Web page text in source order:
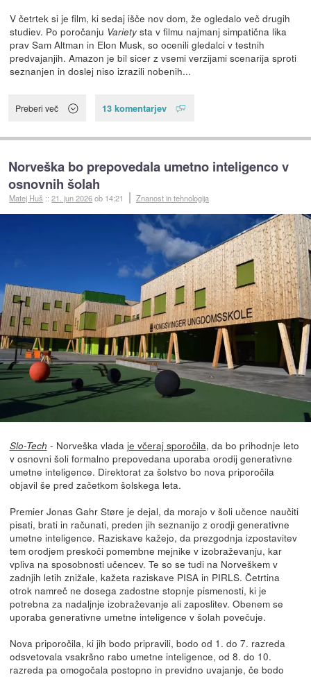
V četrtek si je film, ki sedaj išče nov dom, že ogledalo več drugih
studiev. Po poročanju Varietysta v filmu najmanj simpatična lika
prav Sam Altman in Elon Musk, so ocenili gledalci v testnih
predvajanjih. Amazon je bil sicer z vsemi verzijami scenarija sproti
seznanjen in doslej niso izrazili nobenih...
Preberi več 13 komentarjev
Norveška bo prepovedala umetno inteligenco v
osnovnih šolah
Matej Huš ::21. jun 2026ob 14:21 Znanost in tehnologija
Slo-Tech - Norveška vlada je včeraj sporočila, da bo prihodnje leto
v osnovni šoli formalno prepovedana uporaba orodij generativne
umetne inteligence. Direktorat za šolstvo bo nova priporočila
objavil še pred začetkom šolskega leta.
Premier Jonas Gahr Støre je dejal, da morajo v šoli učence naučiti
pisati, brati in računati, preden jih seznanijo z orodji generativne
umetne inteligence. Raziskave kažejo, da prezgodnja izpostavitev
tem orodjem preskoči pomembne mejnike v izobraževanju, kar
vpliva na sposobnosti učencev. Te so se tudi na Norveškem v
zadnjih letih znižale, kažeta raziskave PISA in PIRLS. Četrtina
otrok namreč ne dosega zadostne stopnje pismenosti, ki je
potrebna za nadaljnje izobraževanje ali zaposlitev. Obenem se
uporaba generativne umetne inteligence v šolah povečuje.
Nova priporočila, ki jih bodo pripravili, bodo od 1. do 7. razreda
odsvetovala vsakršno rabo umetne inteligence, od 8. do 10.
razreda pa omogočala postopno in previdno uvajanje, če bodo